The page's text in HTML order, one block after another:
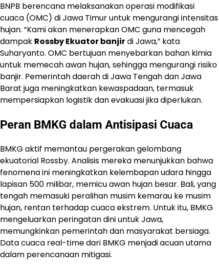
BNPB berencana melaksanakan operasi modifikasi
cuaca (OMC) di Jawa Timur untuk mengurangi intensitas
hujan. “Kami akan menerapkan OMC guna mencegah
dampak Rossby Ekuator banjirdi Jawa,” kata
Suharyanto. OMC bertujuan menyebarkan bahan kimia
untuk memecah awan hujan, sehingga mengurangi risiko
banjir. Pemerintah daerah di Jawa Tengah dan Jawa
Barat juga meningkatkan kewaspadaan, termasuk
mempersiapkan logistik dan evakuasi jika diperlukan.
Peran BMKG dalam Antisipasi Cuaca
BMKG aktif memantau pergerakan gelombang
ekuatorial Rossby. Analisis mereka menunjukkan bahwa
fenomena ini meningkatkan kelembapan udara hingga
lapisan 500 milibar, memicu awan hujan besar. Bali, yang
tengah memasuki peralihan musim kemarau ke musim
hujan, rentan terhadap cuaca ekstrem. Untuk itu, BMKG
mengeluarkan peringatan dini untuk Jawa,
memungkinkan pemerintah dan masyarakat bersiaga.
Data cuaca real-time dari BMKG menjadi acuan utama
dalam perencanaan mitigasi.